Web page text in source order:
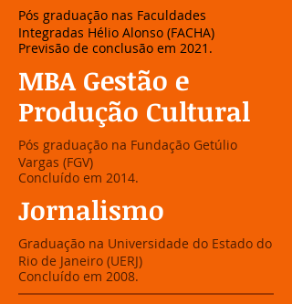
​​MBA Gestão e
Produção Cultural
Pós graduação na Fundação Getúlio
Vargas (FGV)
Concluído em 2014.
​Jornalismo
Graduação na Universidade do Estado do
Rio de Janeiro (UERJ)
Concluído em 2008.
Pós graduação nas Faculdades
Integradas Hélio Alonso (FACHA)
Previsão de conclusão em 2021.